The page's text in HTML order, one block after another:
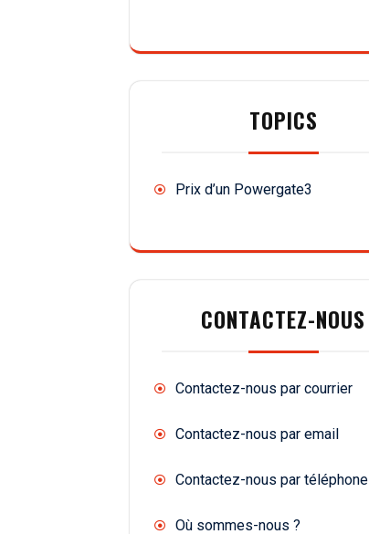
TOPICS
Prix d’un Powergate3
CONTACTEZ-NOUS
Contactez-nous par courrier
Contactez-nous par email
Contactez-nous par téléphone
Où sommes-nous ?